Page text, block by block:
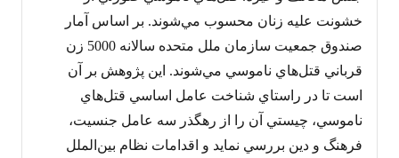
خشونت عليه زنان محسوب مي‌شوند. بر اساس آمار
صندوق جمعيت سازمان ملل متحده سالانه 5000 زن
قرباني قتل‌هاي ناموسي مي‌شوند. اين پژوهش بر آن
است تا در راستاي شناخت عامل اساسي قتل‌هاي
ناموسي، چيستي آن را از رهگذر سه عامل جنسيت،
فرهنگ و دين بررسي نمايد و اقدامات نظام بين‌الملل